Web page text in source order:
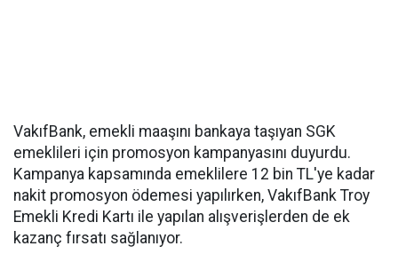
VakıfBank, emekli maaşını bankaya taşıyan SGK
emeklileri için promosyon kampanyasını duyurdu.
Kampanya kapsamında emeklilere 12 bin TL'ye kadar
nakit promosyon ödemesi yapılırken, VakıfBank Troy
Emekli Kredi Kartı ile yapılan alışverişlerden de ek
kazanç fırsatı sağlanıyor.